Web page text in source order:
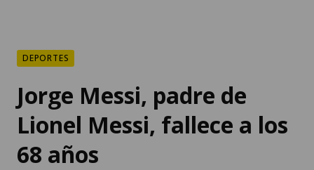
DEPORTES
Jorge Messi, padre de
Lionel Messi, fallece a los
68 años